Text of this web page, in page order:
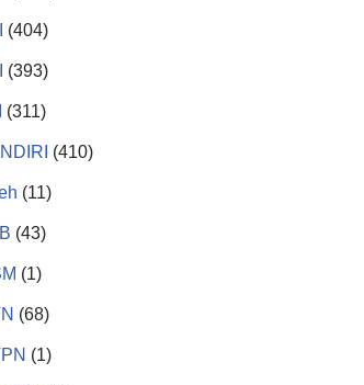
(404)
(393)
(311)
(410)
(11)
(43)
(1)
(68)
(1)